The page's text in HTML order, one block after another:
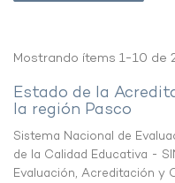
Mostrando ítems 1-10 de
Estado de la
la región Pasco
Sistema Nacional de
de la Calidad Educativa -
Evaluación, Acreditación y